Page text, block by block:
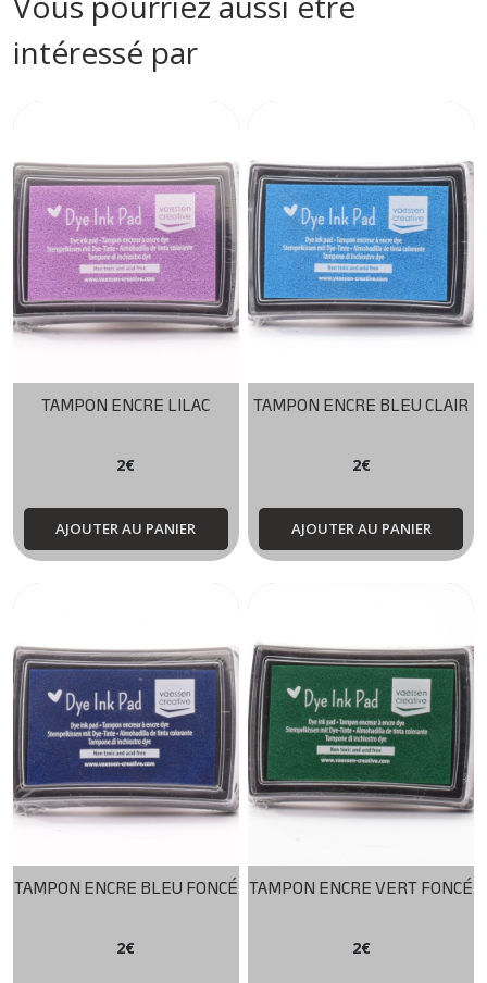
intéressé par
TAMPON ENCRE LILAC
2€
AJOUTER AU PANIER
TAMPON ENCRE BLEU CLAIR
2€
AJOUTER AU PANIER
TAMPON ENCRE BLEU FONCÉ
2€
TAMPON ENCRE VERT FONCÉ
2€